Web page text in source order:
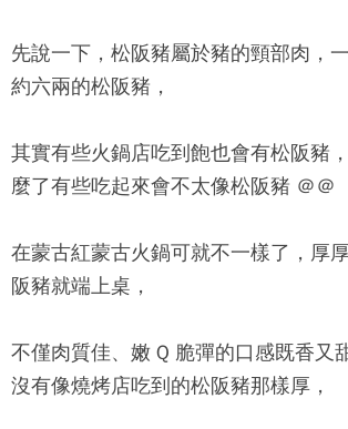
先說一下，松阪豬屬於豬的頸部肉，
約六兩的松阪豬，
其實有些火鍋店吃到飽也會有松阪豬
麼了有些吃起來會不太像松阪豬 ＠＠
在蒙古紅蒙古火鍋可就不一樣了，厚
阪豬就端上桌，
不僅肉質佳、嫩 Q 脆彈的口感既香又
沒有像燒烤店吃到的松阪豬那樣厚，